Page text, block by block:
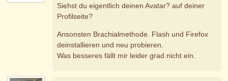
Siehst du eigentlich deinen Avatar? auf deiner
Profilseite?
Ansonsten Brachialmethode. Flash und Firefox
deinstallieren und neu probieren.
Was besseres fällt mir leider grad nicht ein.